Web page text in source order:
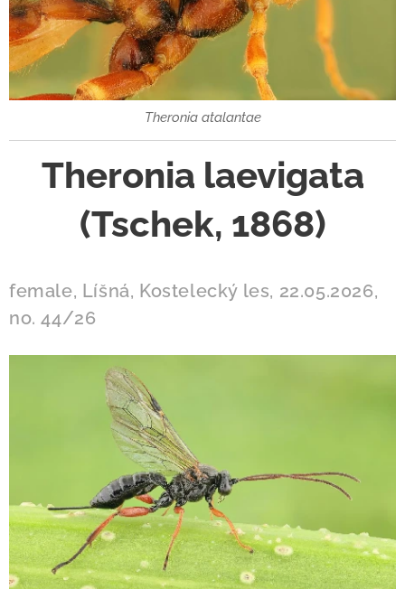
Theronia atalantae
Theronia laevigata
(Tschek, 1868)
female, Líšná, Kostelecký les, 22.05.2026,
no. 44/26